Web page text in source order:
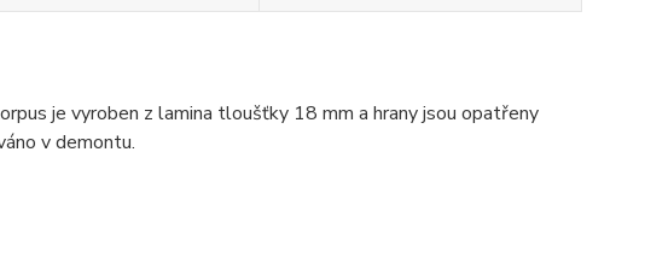
je vyroben z lamina tloušťky 18 mm a hrany jsou opatřeny
v demontu.